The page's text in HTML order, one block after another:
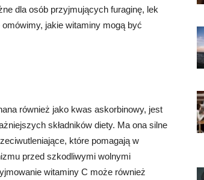
dla osób przyjmujących furaginę, lek
jakie witaminy mogą być
również jako kwas askorbinowy, jest
składników diety. Ma ona silne
które pomagają w
przed szkodliwymi wolnymi
witaminy C może również